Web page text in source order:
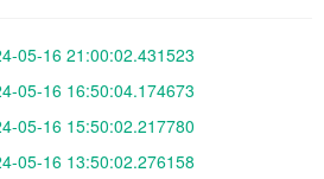
05-16 21:00:02.431523
05-16 16:50:04.174673
05-16 15:50:02.217780
05-16 13:50:02.276158